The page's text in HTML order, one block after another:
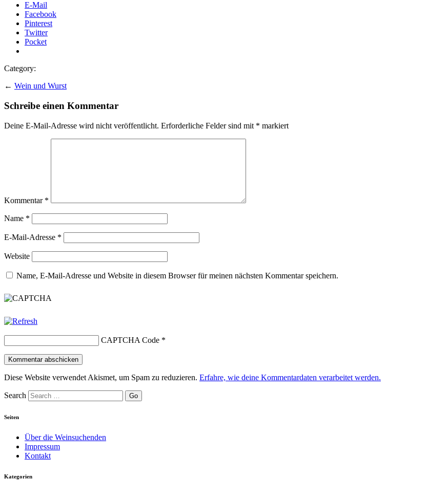
E-Mail
Facebook
Pinterest
Twitter
Pocket
Category:
← Wein und Wurst
Schreibe einen Kommentar
Deine E-Mail-Adresse wird nicht veröffentlicht. Erforderliche Felder sind mit * markiert
Kommentar *
Name *
E-Mail-Adresse *
Website
Name, E-Mail-Adresse und Website in diesem Browser für meinen nächsten Kommentar speichern.
CAPTCHA Code *
Diese Website verwendet Akismet, um Spam zu reduzieren. Erfahre, wie deine Kommentardaten verarbeitet werden.
Search
Seiten
Über die Weinsuchenden
Impressum
Kontakt
Kategorien